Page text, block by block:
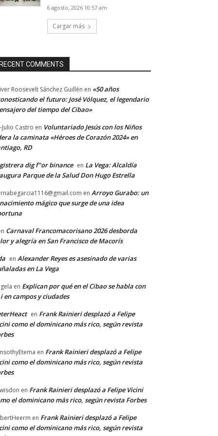
6 agosto, 2026 10:57 am
Cargar más
COMMENTS
Roosevelt Sánchez Guillén en «50 años
el futuro: José Vólquez, el legendario
del tiempo del Cibao»
Julio Castro en Voluntariado Jesús con los Niños
la caminata «Héroes de Corazón 2024» en
RD
dig f"or binance en La Vega: Alcaldía
Parque de la Salud Don Hugo Estrella
en Arroyo Gurabo: un
mágico que surge de una idea
Carnaval Francomacorisano 2026 desborda
y alegría en San Francisco de Macorís
en Alexander Reyes es asesinado de varias
en La Vega
en Explican por qué en el Cibao se habla con
en campos y ciudades
en Frank Rainieri desplazó a Felipe
como el dominicano más rico, según revista
en Frank Rainieri desplazó a Felipe
como el dominicano más rico, según revista
en Frank Rainieri desplazó a Felipe Vicini
el dominicano más rico, según revista Forbes
en Frank Rainieri desplazó a Felipe
como el dominicano más rico, según revista